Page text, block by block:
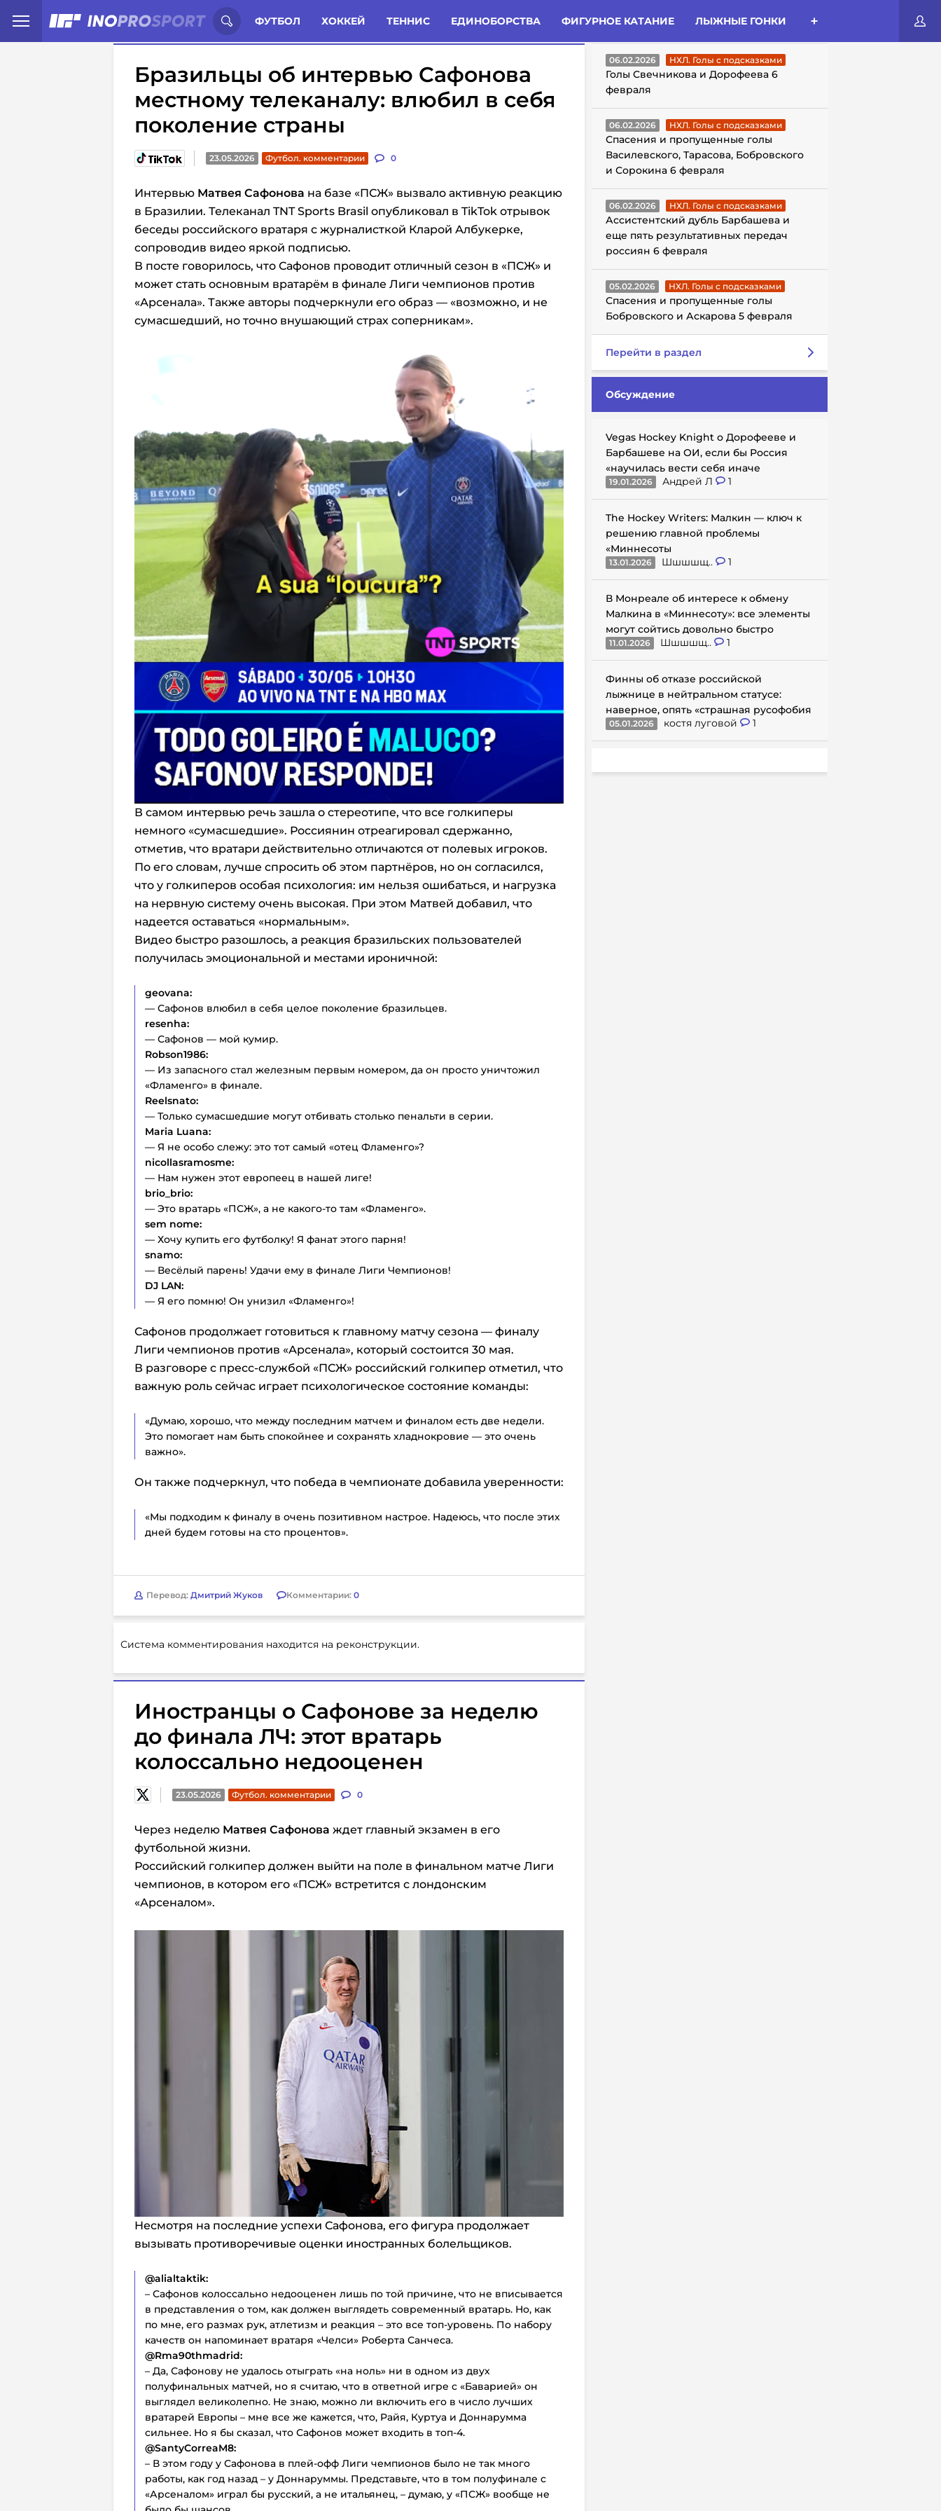
ФУТБОЛ ХОККЕЙ ТЕННИС ЕДИНОБОРСТВА ФИГУРНОЕ КАТАНИЕ ЛЫЖНЫЕ ГОНКИ
Иностранцы о спорте России: Статьи Комменты Новости
Бразильцы об интервью Сафонова
местному телеканалу: влюбил в себя
поколение страны
23.05.2026 Футбол. комментарии 0
Интервью Матвея Сафонова на базе «ПСЖ» вызвало активную реакцию
в Бразилии. Телеканал TNT Sports Brasil опубликовал в TikTok отрывок
беседы российского вратаря с журналисткой Кларой Албукерке,
сопроводив видео яркой подписью.
В посте говорилось, что Сафонов проводит отличный сезон в «ПСЖ» и
может стать основным вратарём в финале Лиги чемпионов против
«Арсенала». Также авторы подчеркнули его образ — «возможно, и не
сумасшедший, но точно внушающий страх соперникам».
В самом интервью речь зашла о стереотипе, что все голкиперы
немного «сумасшедшие». Россиянин отреагировал сдержанно,
отметив, что вратари действительно отличаются от полевых игроков.
По его словам, лучше спросить об этом партнёров, но он согласился,
что у голкиперов особая психология: им нельзя ошибаться, и нагрузка
на нервную систему очень высокая. При этом Матвей добавил, что
надеется оставаться «нормальным».
Видео быстро разошлось, а реакция бразильских пользователей
получилась эмоциональной и местами ироничной:
geovana:
— Сафонов влюбил в себя целое поколение бразильцев.
resenha:
— Сафонов — мой кумир.
Robson1986:
— Из запасного стал железным первым номером, да он просто уничтожил
«Фламенго» в финале.
Reelsnato:
— Только сумасшедшие могут отбивать столько пенальти в серии.
Maria Luana:
— Я не особо слежу: это тот самый «отец Фламенго»?
nicollasramosme:
— Нам нужен этот европеец в нашей лиге!
brio_brio:
— Это вратарь «ПСЖ», а не какого-то там «Фламенго».
sem nome:
— Хочу купить его футболку! Я фанат этого парня!
snamo:
— Весёлый парень! Удачи ему в финале Лиги Чемпионов!
DJ LAN:
— Я его помню! Он унизил «Фламенго»!
Сафонов продолжает готовиться к главному матчу сезона — финалу
Лиги чемпионов против «Арсенала», который состоится 30 мая.
В разговоре с пресс-службой «ПСЖ» российский голкипер отметил, что
важную роль сейчас играет психологическое состояние команды:
«Думаю, хорошо, что между последним матчем и финалом есть две недели.
Это помогает нам быть спокойнее и сохранять хладнокровие — это очень
важно».
Он также подчеркнул, что победа в чемпионате добавила уверенности:
«Мы подходим к финалу в очень позитивном настрое. Надеюсь, что после этих
дней будем готовы на сто процентов».
Перевод: Дмитрий Жуков Комментарии: 0
Система комментирования находится на реконструкции.
Иностранцы о Сафонове за неделю
до финала ЛЧ: этот вратарь
колоссально недооценен
23.05.2026 Футбол. комментарии 0
Через неделю Матвея Сафонова ждет главный экзамен в его
футбольной жизни.
Российский голкипер должен выйти на поле в финальном матче Лиги
чемпионов, в котором его «ПСЖ» встретится с лондонским
«Арсеналом».
Несмотря на последние успехи Сафонова, его фигура продолжает
вызывать противоречивые оценки иностранных болельщиков.
@alialtaktik:
– Сафонов колоссально недооценен лишь по той причине, что не вписывается
в представления о том, как должен выглядеть современный вратарь. Но, как
по мне, его размах рук, атлетизм и реакция – это все топ-уровень. По набору
качеств он напоминает вратаря «Челси» Роберта Санчеса.
@Rma90thmadrid:
– Да, Сафонову не удалось отыграть «на ноль» ни в одном из двух
полуфинальных матчей, но я считаю, что в ответной игре с «Баварией» он
выглядел великолепно. Не знаю, можно ли включить его в число лучших
вратарей Европы – мне все же кажется, что, Райя, Куртуа и Доннарумма
сильнее. Но я бы сказал, что Сафонов может входить в топ-4.
@SantyCorreaM8:
– В этом году у Сафонова в плей-офф Лиги чемпионов было не так много
работы, как год назад – у Доннаруммы. Представьте, что в том полуфинале с
«Арсеналом» играл бы русский, а не итальянец, – думаю, у «ПСЖ» вообще не
ГОЛЫ С ПОДСКАЗКАМИ
06.02.2026 НХЛ. Голы с подсказками
Голы Свечникова и Дорофеева 6
февраля
06.02.2026 НХЛ. Голы с подсказками
Спасения и пропущенные голы
Василевского, Тарасова, Бобровского
и Сорокина 6 февраля
06.02.2026 НХЛ. Голы с подсказками
Ассистентский дубль Барбашева и
еще пять результативных передач
россиян 6 февраля
05.02.2026 НХЛ. Голы с подсказками
Спасения и пропущенные голы
Бобровского и Аскарова 5 февраля
Перейти в раздел
Обсуждение
Vegas Hockey Knight о Дорофееве и
Барбашеве на ОИ, если бы Россия
«научилась вести себя иначе
19.01.2026 Андрей Л 1
The Hockey Writers: Малкин — ключ к
решению главной проблемы
«Миннесоты
13.01.2026 Шшшшщ.. 1
В Монреале об интересе к обмену
Малкина в «Миннесоту»: все элементы
могут сойтись довольно быстро
11.01.2026 Шшшшщ.. 1
Финны об отказе российской
лыжнице в нейтральном статусе:
наверное, опять «страшная русофобия
05.01.2026 костя луговой 1